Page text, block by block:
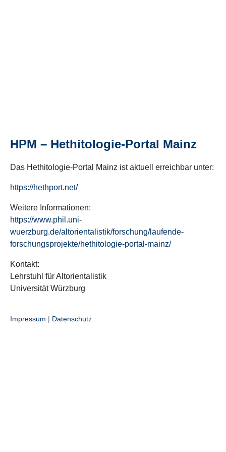
HPM – Hethitologie-Portal Mainz
Das Hethitologie-Portal Mainz ist aktuell erreichbar unter:
https://hethport.net/
Weitere Informationen:
https://www.phil.uni-
wuerzburg.de/altorientalistik/forschung/laufende-
forschungsprojekte/hethitologie-portal-mainz/
Kontakt:
Lehrstuhl für Altorientalistik
Universität Würzburg
Impressum | Datenschutz